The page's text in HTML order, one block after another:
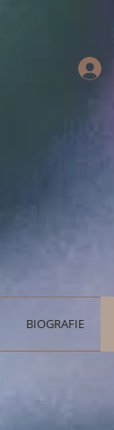
BIOGRAFIE